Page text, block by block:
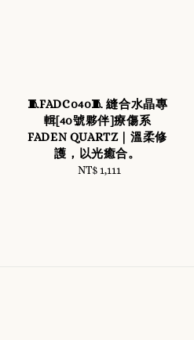
🧵FADC040🧵 縫合水晶專
輯[40號夥伴]療傷系
FADEN QUARTZ｜溫柔修
護，以光癒合。
Regular
NT$ 1,111